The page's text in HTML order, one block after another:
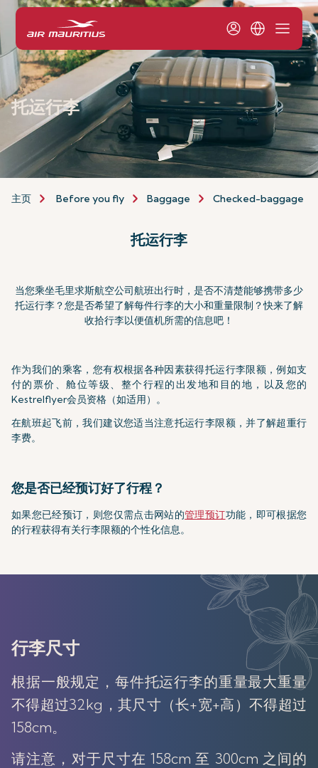
托运行李
主页 Before you fly Baggage Checked-baggage
托运行李
当您乘坐毛里求斯航空公司航班出行时，是否不清楚能够携带多少
托运行李？您是否希望了解每件行李的大小和重量限制？快来了解
收拾行李以便值机所需的信息吧！
作为我们的乘客，您有权根据各种因素获得托运行李限额，例如支
付的票价、舱位等级、整个行程的出发地和目的地，以及您的
Kestrelflyer会员资格（如适用）。
在航班起飞前，我们建议您适当注意托运行李限额，并了解超重行
李费。
您是否已经预订好了行程？
如果您已经预订，则您仅需点击网站的管理预订功能，即可根据您
的行程获得有关行李限额的个性化信息。
行李尺寸
根据一般规定，每件托运行李的重量最大重量
不得超过32kg，其尺寸（长+宽+高）不得超过
158cm。
请注意，对于尺寸在 158cm 至 300cm 之间的